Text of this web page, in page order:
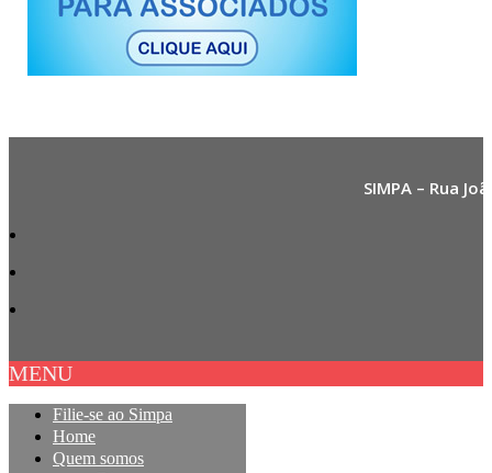
SIMPA – Rua
MENU
Filie-se ao Simpa
Home
Quem somos